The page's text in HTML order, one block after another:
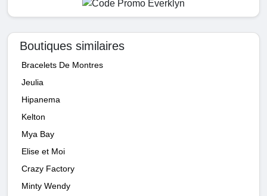
Boutiques similaires
Bracelets De Montres
Jeulia
Hipanema
Kelton
Mya Bay
Elise et Moi
Crazy Factory
Minty Wendy